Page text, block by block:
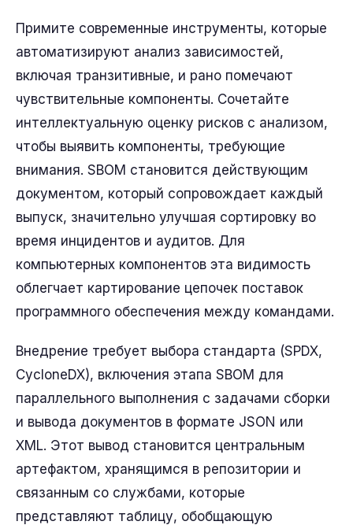
Примите современные инструменты, которые
автоматизируют анализ зависимостей,
включая транзитивные, и рано помечают
чувствительные компоненты. Сочетайте
интеллектуальную оценку рисков с анализом,
чтобы выявить компоненты, требующие
внимания. SBOM становится действующим
документом, который сопровождает каждый
выпуск, значительно улучшая сортировку во
время инцидентов и аудитов. Для
компьютерных компонентов эта видимость
облегчает картирование цепочек поставок
программного обеспечения между командами.
Внедрение требует выбора стандарта (SPDX,
CycloneDX), включения этапа SBOM для
параллельного выполнения с задачами сборки
и вывода документов в формате JSON или
XML. Этот вывод становится центральным
артефактом, хранящимся в репозитории и
связанным со службами, которые
представляют таблицу, обобщающую